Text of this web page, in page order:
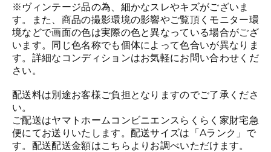
※ヴィンテージ品の為、細かなスレやキズがございま
す。また、商品の撮影環境の影響やご覧頂くモニター環
境などで画面の色は実際の色と異なっている場合がござ
います。同じ色名称でも個体によって色合いが異なりま
す。詳細なコンディションはお気軽にお問い合わせくだ
さい。
配送料は別途お客様ご負担となりますのでご了承くださ
い。
ご配送はヤマトホームコンビニエンスらくらく家財宅急
便にてお送りいたします。配送サイズは「Aランク」で
す。配送配送金額はこちら よりお調べいただけます。